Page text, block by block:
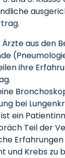
aus den
ihre
bei
ein
Teil der
und Krebs zu